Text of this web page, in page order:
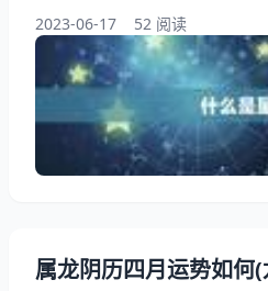
历七月是一个特殊的月份，阴
于哪个星座呢？我们将一起
什么是星座？ 星座是指天空
状区域，每个区域代表着一
天空时发现的，它们代表了
在天空中形成了一些特定的
座。 二
2023-06-17 52 阅读
属龙阴历四月运势如何